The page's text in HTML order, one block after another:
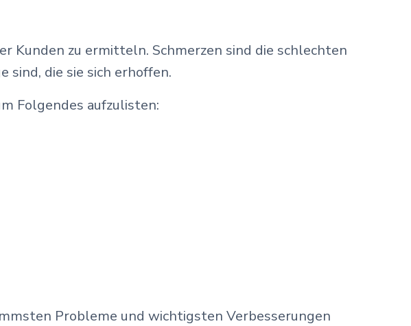
Kunden zu ermitteln. Schmerzen sind die schlechten
sind, die sie sich erhoffen.
Folgendes aufzulisten:
Probleme und wichtigsten Verbesserungen